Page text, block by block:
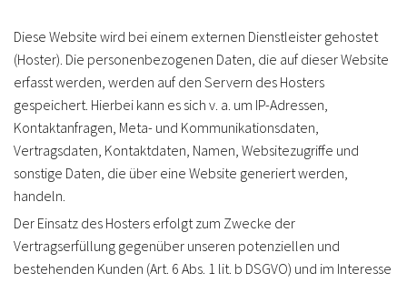
Diese Website wird bei einem externen Dienstleister gehostet
(Hoster). Die personenbezogenen Daten, die auf dieser Website
erfasst werden, werden auf den Servern des Hosters
gespeichert. Hierbei kann es sich v. a. um IP-Adressen,
Kontaktanfragen, Meta- und Kommunikationsdaten,
Vertragsdaten, Kontaktdaten, Namen, Websitezugriffe und
sonstige Daten, die über eine Website generiert werden,
handeln.
Der Einsatz des Hosters erfolgt zum Zwecke der
Vertragserfüllung gegenüber unseren potenziellen und
bestehenden Kunden (Art. 6 Abs. 1 lit. b DSGVO) und im Interesse